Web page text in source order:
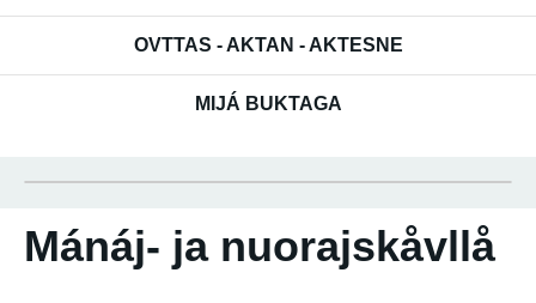
OVTTAS - AKTAN - AKTESNE
MIJÁ BUKTAGA
Mánáj- ja nuorajskåvllå